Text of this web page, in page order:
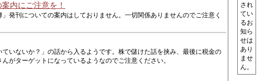
内にご注意を！
」発刊についての案内はしておりません。一切関係ありませんのでご注意く
ていないか？」の話から入るようです。株で儲けた話を挟み、最後に税金の
がターゲットになっているようなのでご注意ください。
され
てい
るお
知ら
せは
あり
ませ
ん。